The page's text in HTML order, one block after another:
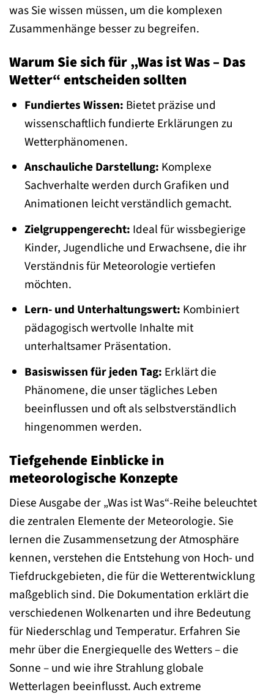
was Sie wissen müssen, um die komplexen
Zusammenhänge besser zu begreifen.
Warum Sie sich für „Was ist Was – Das
Wetter“ entscheiden sollten
Fundiertes Wissen: Bietet präzise und
wissenschaftlich fundierte Erklärungen zu
Wetterphänomenen.
Anschauliche Darstellung: Komplexe
Sachverhalte werden durch Grafiken und
Animationen leicht verständlich gemacht.
Zielgruppengerecht: Ideal für wissbegierige
Kinder, Jugendliche und Erwachsene, die ihr
Verständnis für Meteorologie vertiefen
möchten.
Lern- und Unterhaltungswert: Kombiniert
pädagogisch wertvolle Inhalte mit
unterhaltsamer Präsentation.
Basiswissen für jeden Tag: Erklärt die
Phänomene, die unser tägliches Leben
beeinflussen und oft als selbstverständlich
hingenommen werden.
Tiefgehende Einblicke in
meteorologische Konzepte
Diese Ausgabe der „Was ist Was“-Reihe beleuchtet
die zentralen Elemente der Meteorologie. Sie
lernen die Zusammensetzung der Atmosphäre
kennen, verstehen die Entstehung von Hoch- und
Tiefdruckgebieten, die für die Wetterentwicklung
maßgeblich sind. Die Dokumentation erklärt die
verschiedenen Wolkenarten und ihre Bedeutung
für Niederschlag und Temperatur. Erfahren Sie
mehr über die Energiequelle des Wetters – die
Sonne – und wie ihre Strahlung globale
Wetterlagen beeinflusst. Auch extreme